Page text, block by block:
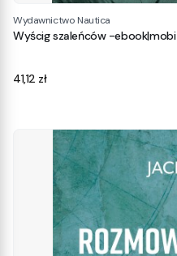
Wydawnictwo Nautica
Wyścig szaleńców -ebook|mobi
Cena
41,12 zł